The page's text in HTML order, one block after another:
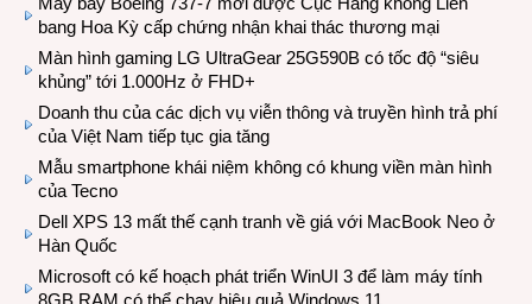
bang Hoa Kỳ cấp chứng nhận khai thác thương mại
Màn hình gaming LG UltraGear 25G590B có tốc độ “siêu
khủng” tới 1.000Hz ở FHD+
Doanh thu của các dịch vụ viễn thông và truyền hình trả phí
của Việt Nam tiếp tục gia tăng
Mẫu smartphone khái niệm không có khung viền màn hình
của Tecno
Dell XPS 13 mất thế cạnh tranh về giá với MacBook Neo ở
Hàn Quốc
Microsoft có kế hoạch phát triển WinUI 3 để làm máy tính
8GB RAM có thể chạy hiệu quả Windows 11